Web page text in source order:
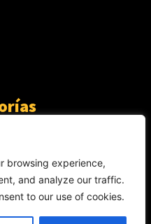
browsing experience,
and analyze our traffic.
to our use of cookies.
423
234
174